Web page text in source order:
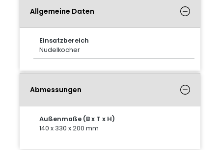
Allgemeine Daten
Einsatzbereich
Nudelkocher
Abmessungen
Außenmaße (B x T x H)
140 x 330 x 200 mm